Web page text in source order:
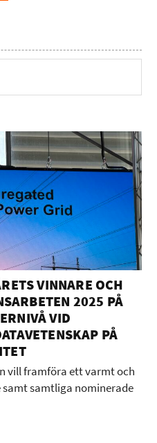
VINNARE OCH
2025 PÅ
VID
PÅ
vill framföra ett varmt och
samtliga nominerade